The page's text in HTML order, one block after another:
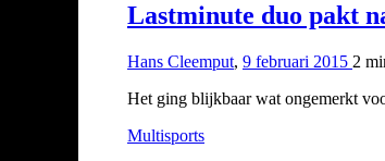
Lastminute duo pakt
Hans Cleemput, 9 februari 2015 2
Het ging blijkbaar wat ongemerkt
Multisports